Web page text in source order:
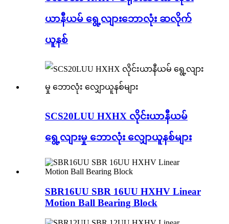
ယာနီယမ် ရွေ့လျားဘောလုံး ဆလိုက်
ယူနစ်
SCS20LUU HXHX လိုင်းယာနီယမ်
ရွေ့လျားမှု ဘောလုံး လျှောယူနစ်များ
SBR16UU SBR 16UU HXHV Linear
Motion Ball Bearing Block